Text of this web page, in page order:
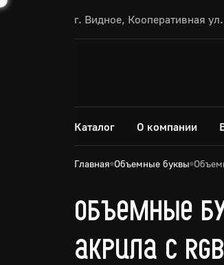
г. Видное, Кооперативная
Каталог О компании
Главная Объемные буквы
Объемные
акрила с